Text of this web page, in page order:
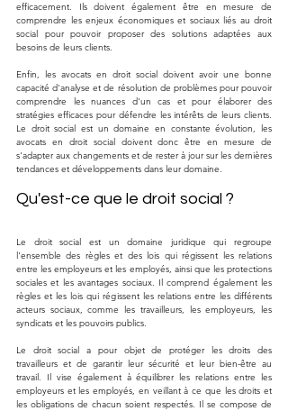
efficacement. Ils doivent également être en mesure de
comprendre les enjeux économiques et sociaux liés au droit
social pour pouvoir proposer des solutions adaptées aux
besoins de leurs clients.
Enfin, les avocats en droit social doivent avoir une bonne
capacité d'analyse et de résolution de problèmes pour pouvoir
comprendre les nuances d'un cas et pour élaborer des
stratégies efficaces pour défendre les intérêts de leurs clients.
Le droit social est un domaine en constante évolution, les
avocats en droit social doivent donc être en mesure de
s'adapter aux changements et de rester à jour sur les dernières
tendances et développements dans leur domaine.
Qu'est-ce que le droit social ?
Le droit social est un domaine juridique qui regroupe
l'ensemble des règles et des lois qui régissent les relations
entre les employeurs et les employés, ainsi que les protections
sociales et les avantages sociaux. Il comprend également les
règles et les lois qui régissent les relations entre les différents
acteurs sociaux, comme les travailleurs, les employeurs, les
syndicats et les pouvoirs publics.
Le droit social a pour objet de protéger les droits des
travailleurs et de garantir leur sécurité et leur bien-être au
travail. Il vise également à équilibrer les relations entre les
employeurs et les employés, en veillant à ce que les droits et
les obligations de chacun soient respectés. Il se compose de